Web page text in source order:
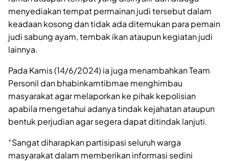
menyediakan tempat permainan judi tersebut dalam
keadaan kosong dan tidak ada ditemukan para pemain
judi sabung ayam, tembak ikan ataupun kegiatan judi
lainnya.
Pada Kamis (14/6/2024) ia juga menambahkan Team
Personil dan bhabinkamtibmae menghimbau
masyarakat agar melaporkan ke pihak kepolisian
apabila mengetahui adanya tindak kejahatan ataupun
bentuk perjudian agar segera dapat ditindak lanjuti.
“Sangat diharapkan partisipasi seluruh warga
masyarakat dalam memberikan informasi sedini